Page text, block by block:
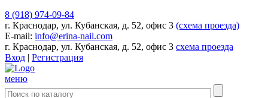
8 (918) 974-09-84
г. Краснодар, ул. Кубанская, д. 52, офис 3 (схема проезда)
E-mail: info@erina-nail.com
г. Краснодар, ул. Кубанская, д. 52, офис 3 схема проезда
Вход | Регистрация
меню